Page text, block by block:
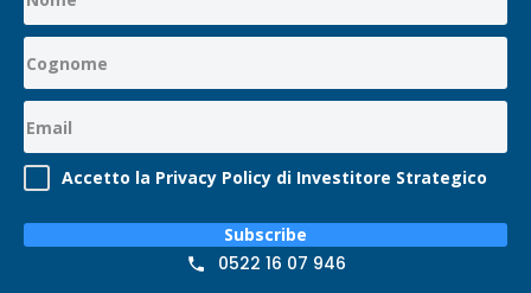
Accetto la Privacy Policy di Investitore Strategico
Subscribe
0522 16 07 946